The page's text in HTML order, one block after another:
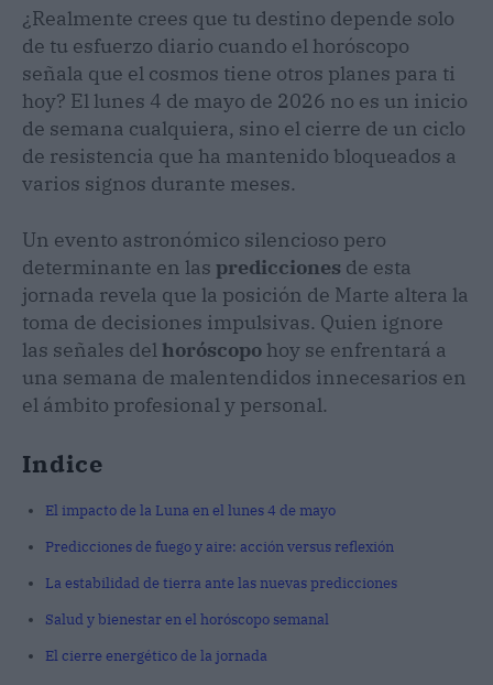
¿Realmente crees que tu destino depende solo
de tu esfuerzo diario cuando el horóscopo
señala que el cosmos tiene otros planes para ti
hoy? El lunes 4 de mayo de 2026 no es un inicio
de semana cualquiera, sino el cierre de un ciclo
de resistencia que ha mantenido bloqueados a
varios signos durante meses.
Un evento astronómico silencioso pero
determinante en las predicciones de esta
jornada revela que la posición de Marte altera la
toma de decisiones impulsivas. Quien ignore
las señales delhoróscopo hoy se enfrentará a
una semana de malentendidos innecesarios en
el ámbito profesional y personal.
Indice
El impacto de la Luna en el lunes 4 de mayo
Predicciones de fuego y aire: acción versus reflexión
La estabilidad de tierra ante las nuevas predicciones
Salud y bienestar en el horóscopo semanal
El cierre energético de la jornada